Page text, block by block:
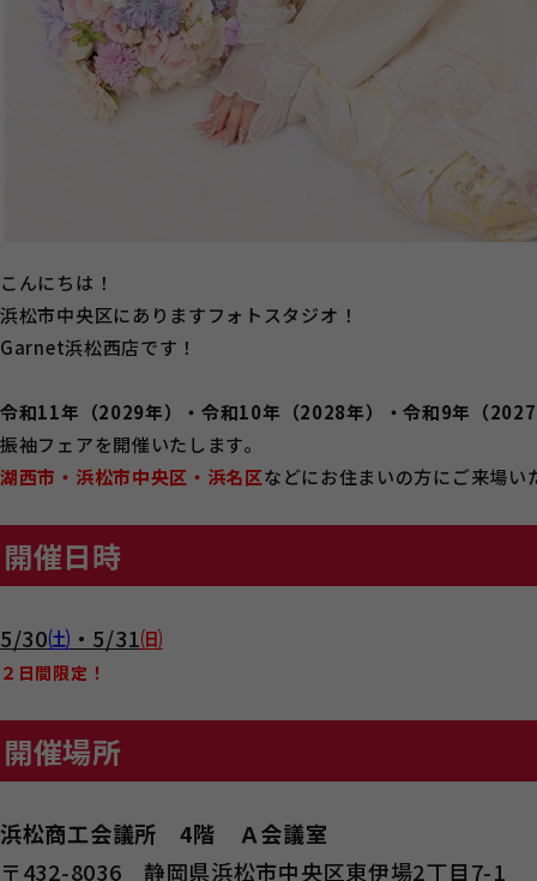
こんにちは！
浜松市中央区にありますフォトスタジオ！
Garnet浜松西店です！
令和11年（2029年）・令和10年（2028年）・令和9年（
振袖フェアを開催いたします。
湖西市・浜松市中央区・浜名区などにお住まいの方にご来場い
開催日時
5/30㈯ ・5/31㈰
２日間限定！
開催場所
浜松商工会議所 4階 Ａ会議室
〒432-8036 静岡県浜松市中央区東伊場2丁目7-1